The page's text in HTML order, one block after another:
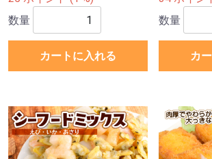
数量
カートに入れる
数量
カ